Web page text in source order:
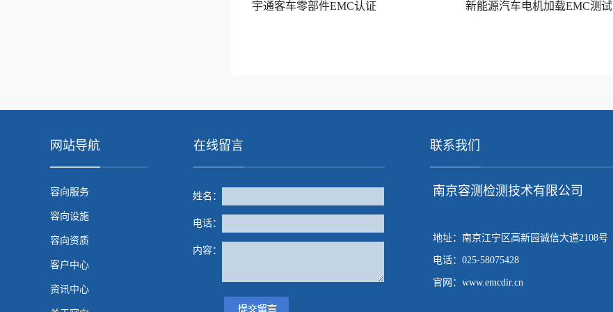
宇通客车零部件EMC认证 新能源汽车电机加载EMC测试
网站导航 在线留言 联系我们
容向服务
容向设施
容向资质
客户中心
资讯中心
姓名：
电话：
内容：
南京容测检测技术有限公司
地址：南京江宁区高新园诚信大道2108号
电话：025-58075428
官网：www.emcdir.cn